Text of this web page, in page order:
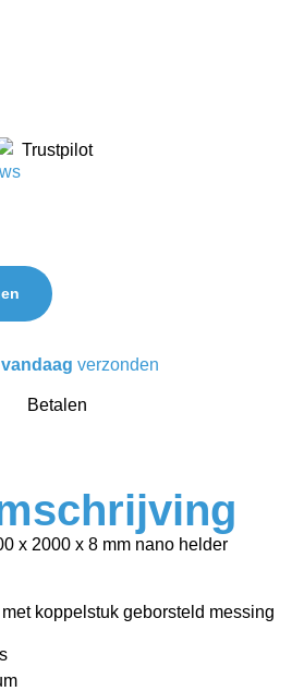
vandaag verzonden
x 2000 x 8 mm nano helder
koppelstuk geborsteld messing